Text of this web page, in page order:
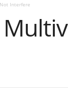
Interfere